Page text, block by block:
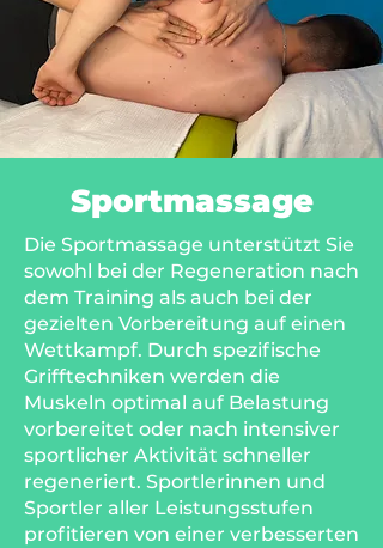
Sportmassage
Die Sportmassage unterstützt Sie
sowohl bei der Regeneration nach
dem Training als auch bei der
gezielten Vorbereitung auf einen
Wettkampf. Durch spezifische
Grifftechniken werden die
Muskeln optimal auf Belastung
vorbereitet oder nach intensiver
sportlicher Aktivität schneller
regeneriert. Sportlerinnen und
Sportler aller Leistungsstufen
profitieren von einer verbesserten